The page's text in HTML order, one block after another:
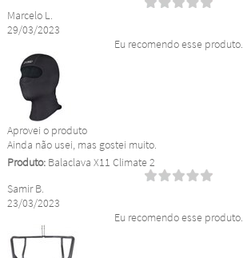
Marcelo L.
29/03/2023
Eu recomendo esse produto.
Aprovei o produto
Ainda não usei, mas gostei muito.
Produto:Balaclava X11 Climate 2
Samir B.
23/03/2023
Eu recomendo esse produto.